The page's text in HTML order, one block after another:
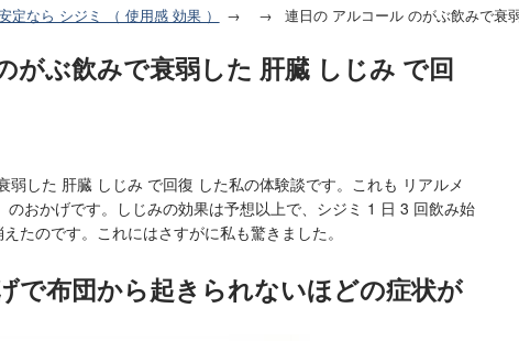
定なら シジミ （ 使用感 効果 ） 連日の アルコール のがぶ飲みで衰
がぶ飲みで衰弱した 肝臓 しじみ で回
弱した 肝臓 しじみ で回復 した私の体験談です。これも リアルメ
のおかげです。しじみの効果は予想以上で、シジミ 1 日 3 回飲み始
たのです。これにはさすがに私も驚きました。
で布団から起きられないほどの症状が